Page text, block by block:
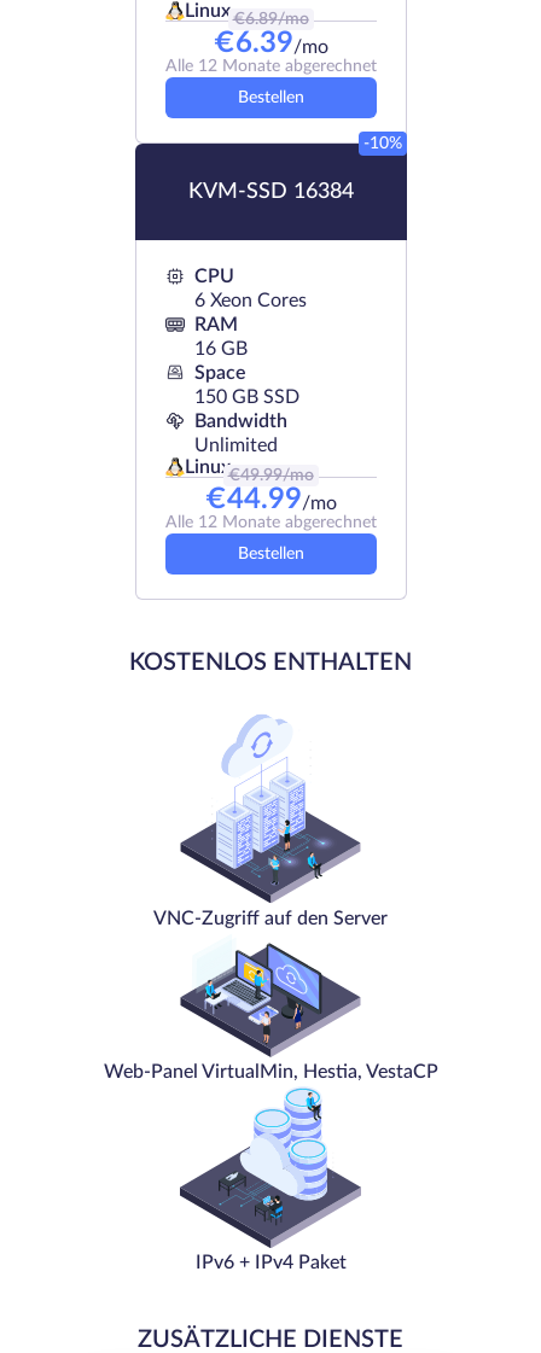
Linux€6.89/mo
€6.39/mo
Alle 12 Monate abgerechnet
Bestellen
KVM-SSD 16384
-10%
CPU
6 Xeon Cores
RAM
16 GB
Space
150 GB SSD
Bandwidth
Unlimited
Linux€49.99/mo
€44.99/mo
Alle 12 Monate abgerechnet
Bestellen
KOSTENLOS ENTHALTEN
VNC-Zugriff auf den Server
Web-Panel VirtualMin, Hestia, VestaCP
IPv6 + IPv4 Paket
ZUSÄTZLICHE DIENSTE